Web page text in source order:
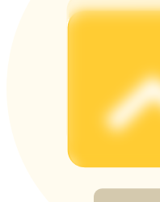
Trade Gold & Silver ·
USDT New User
USDT Flexible